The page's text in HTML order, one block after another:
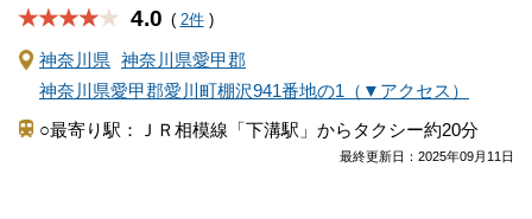
★★★★ 4.0 ( 2件)
神奈川県 神奈川県愛甲郡
神奈川県愛甲郡愛川町棚沢941番地の1（▼アクセス）
○最寄り駅：ＪＲ相模線「下溝駅」からタクシー約20分
最終更新日： 2025年09月11日